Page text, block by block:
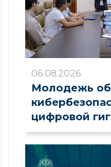
06.08.2026
Молодежь
цифровой